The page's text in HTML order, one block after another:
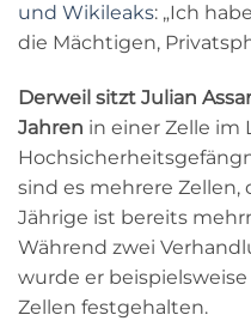
und Wikileaks: „Ich
die Mächtigen,
Derweil sitzt Julian
Jahren in einer Zelle im
sind es mehrere
Jährige ist bereits
Während zwei
wurde er
Zellen festgehalten.